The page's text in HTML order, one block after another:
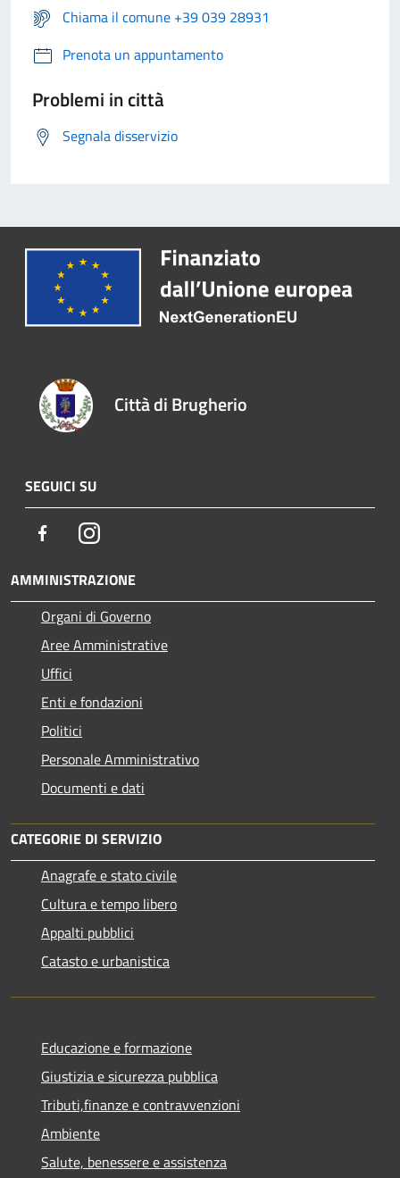
Chiama il comune +39 039 28931
Prenota un appuntamento
Problemi in città
Segnala disservizio
Città di Brugherio
SEGUICI SU
FacebookInstagram
AMMINISTRAZIONE
Organi di Governo
Aree Amministrative
Uffici
Enti e fondazioni
Politici
Personale Amministrativo
Documenti e dati
CATEGORIE DI SERVIZIO
Anagrafe e stato civile
Cultura e tempo libero
Appalti pubblici
Catasto e urbanistica
Educazione e formazione
Giustizia e sicurezza pubblica
Tributi,finanze e contravvenzioni
Ambiente
Salute, benessere e assistenza